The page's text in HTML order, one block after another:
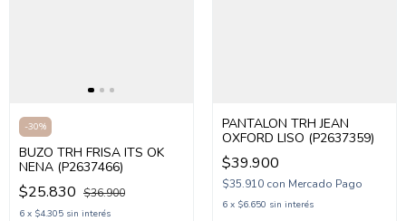
-30%
BUZO TRH FRISA ITS OK
NENA (P2637466)
$25.830 $36.900
6 x $4.305 sin interés
PANTALON TRH JEAN
OXFORD LISO (P2637359)
$39.900
$35.910 con Mercado Pago
6 x $6.650 sin interés